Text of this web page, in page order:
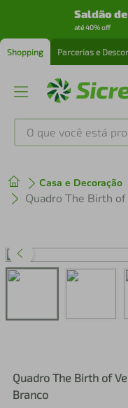
Saldão
até 40% off
Shopping Parcerias e
O que você está
Casa e Decoração
Quadro The Birth of
Branco
1º tenis
perfume